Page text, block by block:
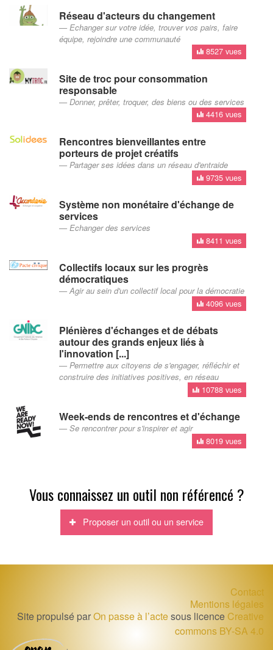
Réseau d'acteurs du changement
Echanger sur votre idée, trouver vos pairs, faire
équipe, rejoindre une communauté
8527 vues
Site de troc pour consommation
responsable
Donner, prêter, troquer, des biens ou des services
4416 vues
Rencontres bienveillantes entre
porteurs de projet créatifs
Partager ses idées dans un réseau d'entraide
9735 vues
Système non monétaire d'échange de
services
Echanger des services
8411 vues
Collectifs locaux sur les progrès
démocratiques
Agir au sein d'un collectif local pour la démocratie
4096 vues
Plénières d'échanges et de débats
autour des grands enjeux liés à
l'innovation [...]
Permettre aux citoyens de s'engager, réfléchir et
construire des initiatives positives, en réseau
10788 vues
Week-ends de rencontres et d'échange
Se rencontrer pour s'inspirer et agir
8019 vues
Vous connaissez un outil non référencé ?
Proposer un outil ou un service
Contact
Mentions légales
Site propulsé parOn passe à l’actesous licence Creative
commons BY-SA 4.0